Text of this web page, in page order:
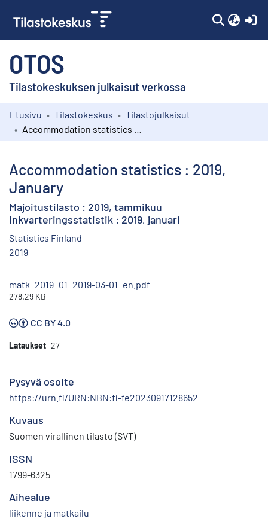
OTOS
Tilastokeskuksen julkaisut verkossa
Kokoelmat
Etusivu Tilastokeskus
Tilastojulkaisut
Accommodation statistics : 2019,
January
Majoitustilasto : 2019, tammikuu
Inkvarteringsstatistik : 2019, januari
Statistics Finland
2019
matk_2019_01_2019-03-01_en.pdf
278.29 KB
CC BY 4.0
Lataukset 27
Pysyvä osoite
https://urn.fi/URN:NBN:fi-fe20230917128652
Kuvaus
Suomen virallinen tilasto (SVT)
ISSN
1799-6325
Aihealue
liikenne ja matkailu